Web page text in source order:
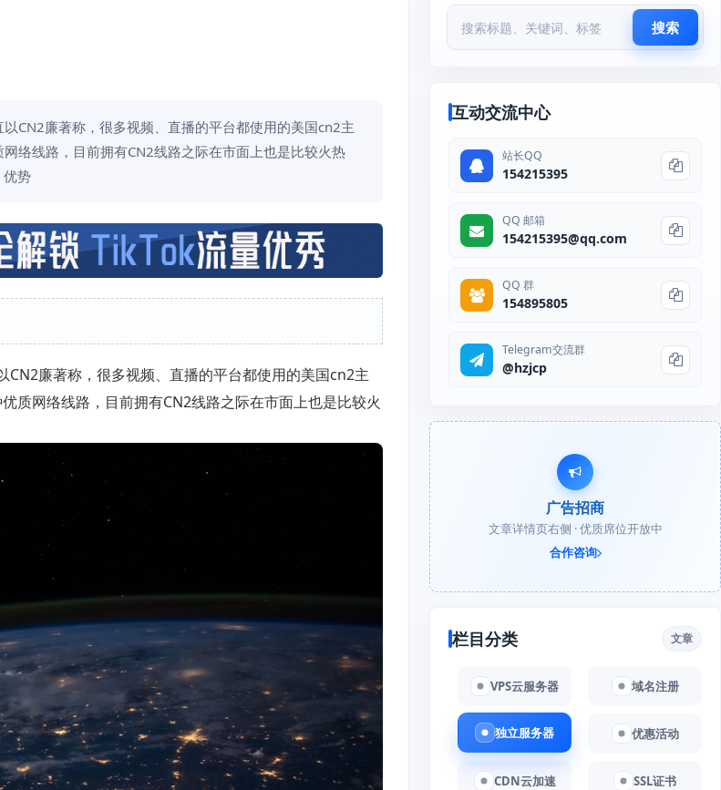
CN2廉著称，很多视频、直播的平台都使用的美国cn2主
络线路，目前拥有CN2线路之际在市面上也是比较火热
优势
廉著称，很多视频、直播的平台都使用的美国cn2主
质网络线路，目前拥有CN2线路之际在市面上也是比较火
搜索
互动交流中心
站长QQ
154215395
QQ 邮箱
154215395@qq.com
QQ 群
154895805
Telegram交流群
@hzjcp
广告招商
文章详情页右侧 · 优质席位开放中
合作咨询
栏目分类 文章
VPS云服务器 域名注册
独立服务器 优惠活动
CDN云加速 SSL证书